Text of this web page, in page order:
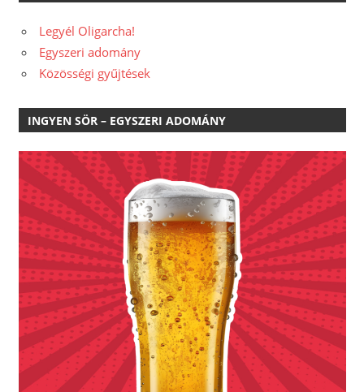
Legyél Oligarcha!
Egyszeri adomány
Közösségi gyűjtések
INGYEN SÖR – EGYSZERI ADOMÁNY